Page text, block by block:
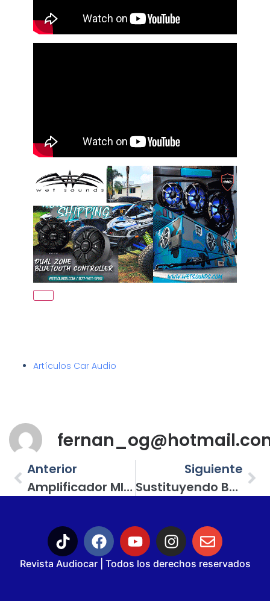
Artículos Car Audio
Anterior
Amplificador MINI De Eleven Audio; Gran Rendimiento En Un Chasis Compacto
Siguiente
Sustituyendo Bocinas De Agencia Por Bocinas Del Mercado Secundario…
Revista Audiocar | Todos los derechos reservados